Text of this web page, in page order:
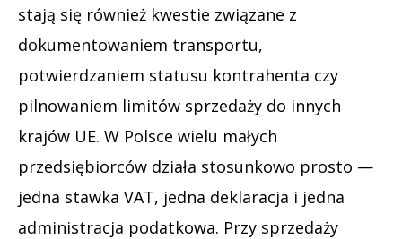
stają się również kwestie związane z
dokumentowaniem transportu,
potwierdzaniem statusu kontrahenta czy
pilnowaniem limitów sprzedaży do innych
krajów UE. W Polsce wielu małych
przedsiębiorców działa stosunkowo prosto —
jedna stawka VAT, jedna deklaracja i jedna
administracja podatkowa. Przy sprzedaży